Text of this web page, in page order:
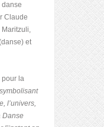
danse
Claude
Maritzuli,
et
pour la
l’univers,
Danse